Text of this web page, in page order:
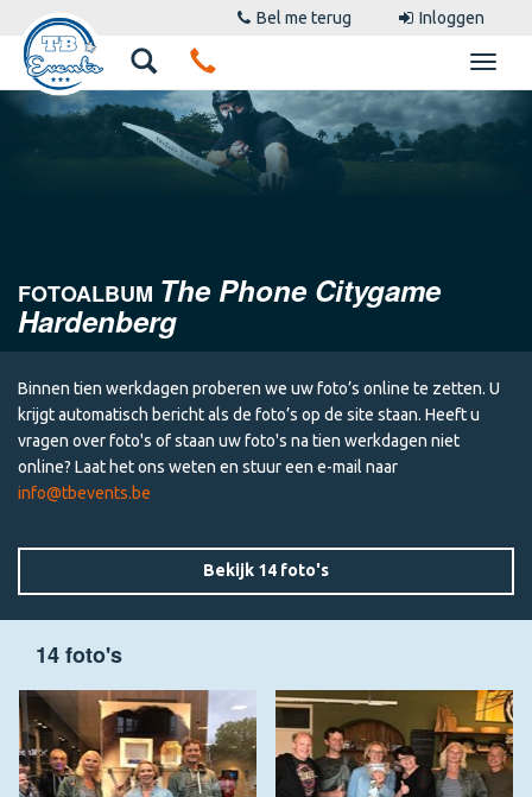
Bel me terug Inloggen
FOTOALBUM The Phone Citygame
Hardenberg
Binnen tien werkdagen proberen we uw foto’s online te zetten. U
krijgt automatisch bericht als de foto’s op de site staan. Heeft u
vragen over foto's of staan uw foto's na tien werkdagen niet
online? Laat het ons weten en stuur een e-mail naar
info@tbevents.be
Bekijk 14 foto's
14 foto's